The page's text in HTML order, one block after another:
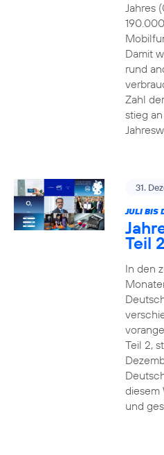
Jahres
Damit
rund
Zahl
stieg
31.
JULI BIS
Teil 2
In den
Teil 2,
diesem
und